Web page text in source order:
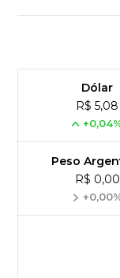
Dólar
R$ 5,08
Peso
R$ 0,00